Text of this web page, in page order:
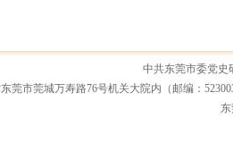
中共东莞市委党史
莞市莞城万寿路76号机关大院内（邮编：